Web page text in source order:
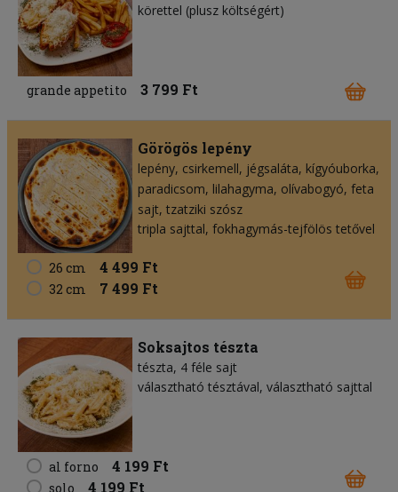
körettel (plusz költségért)
grande appetito 3 799 Ft
Görögös lepény
lepény csirkemell jégsaláta kígyóuborka
paradicsom lilahagyma olívabogyó feta
sajt tzatziki szósz
tripla sajttal, fokhagymás-tejfölös tetővel
26 cm 4 499 Ft
32 cm 7 499 Ft
Soksajtos tészta
tészta 4 féle sajt
választható tésztával, választható sajttal
al forno 4 199 Ft
solo 4 199 Ft